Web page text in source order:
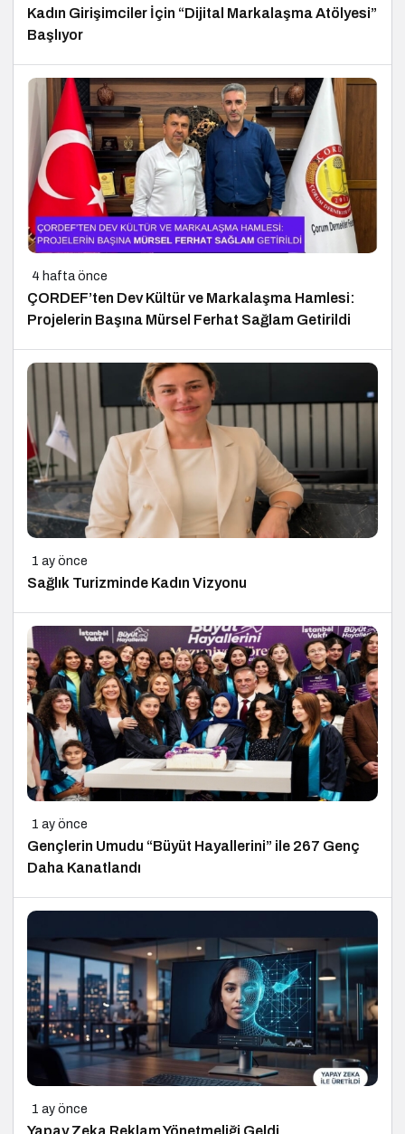
Kadın Girişimciler İçin “Dijital Markalaşma Atölyesi”
Başlıyor
4 hafta önce
ÇORDEF’ten Dev Kültür ve Markalaşma Hamlesi:
Projelerin Başına Mürsel Ferhat Sağlam Getirildi
1 ay önce
Sağlık Turizminde Kadın Vizyonu
1 ay önce
Gençlerin Umudu “Büyüt Hayallerini” ile 267 Genç
Daha Kanatlandı
1 ay önce
Yapay Zeka Reklam Yönetmeliği Geldi